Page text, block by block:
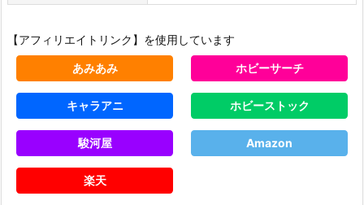
【アフィリエイトリンク】を使用しています
あみあみ ホビーサーチ
キャラアニ ホビーストック
駿河屋 Amazon
楽天